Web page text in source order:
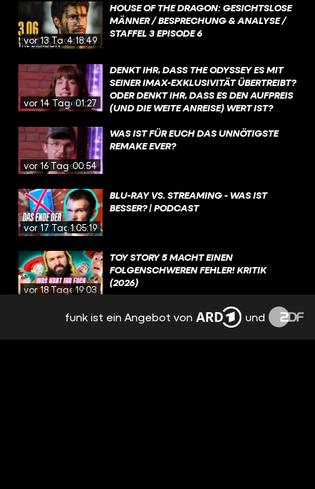
vor 13 Tagen4:18:49
HOUSE OF THE DRAGON: GESICHTSLOSE
MÄNNER / BESPRECHUNG & ANALYSE /
STAFFEL 3 EPISODE 6
vor 14 Tagen01:27
DENKT IHR, DASS THE ODYSSEY ES MIT
SEINER IMAX-EXKLUSIVITÄT ÜBERTREIBT?
ODER DENKT IHR, DASS ES DEN AUFPREIS
(UND DIE WEITE ANREISE) WERT IST?
vor 16 Tagen00:54
WAS IST FÜR EUCH DAS UNNÖTIGSTE
REMAKE EVER?
vor 17 Tagen1:05:19
BLU-RAY VS. STREAMING - WAS IST
BESSER? | PODCAST
vor 18 Tagen19:03
TOY STORY 5 MACHT EINEN
FOLGENSCHWEREN FEHLER! KRITIK
(2026)
NEE, AVENGERS JUCKT MICH GAR NICHT,
GUCKE KEINE FILME, DIE NICHT
funk ist ein Angebot von und